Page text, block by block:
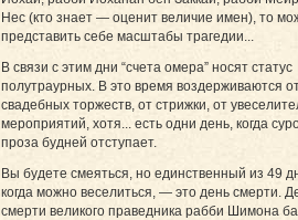
Нес (кто знает — оценит величие имен), то
представить себе масштабы трагедии...
В связи с этим дни “счета омера” носят статус
полутраурных. В это время воздерживаются
свадебных торжеств, от стрижки, от
мероприятий, хотя... есть одни день, когда
проза будней отступает.
Вы будете смеяться, но единственный из 49
когда можно веселиться, — это день смерти.
смерти великого праведника рабби Шимона